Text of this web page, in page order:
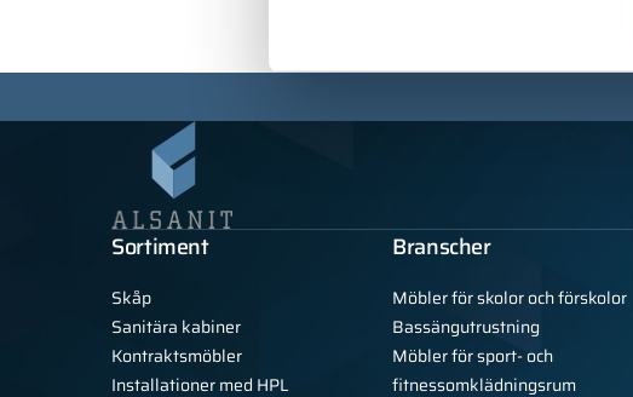
Sortiment
Skåp
Sanitära kabiner
Kontraktsmöbler
Installationer med HPL
Branscher
Möbler för skolor och förskolor
Bassängutrustning
Möbler för sport- och
fitnessomklädningsrum